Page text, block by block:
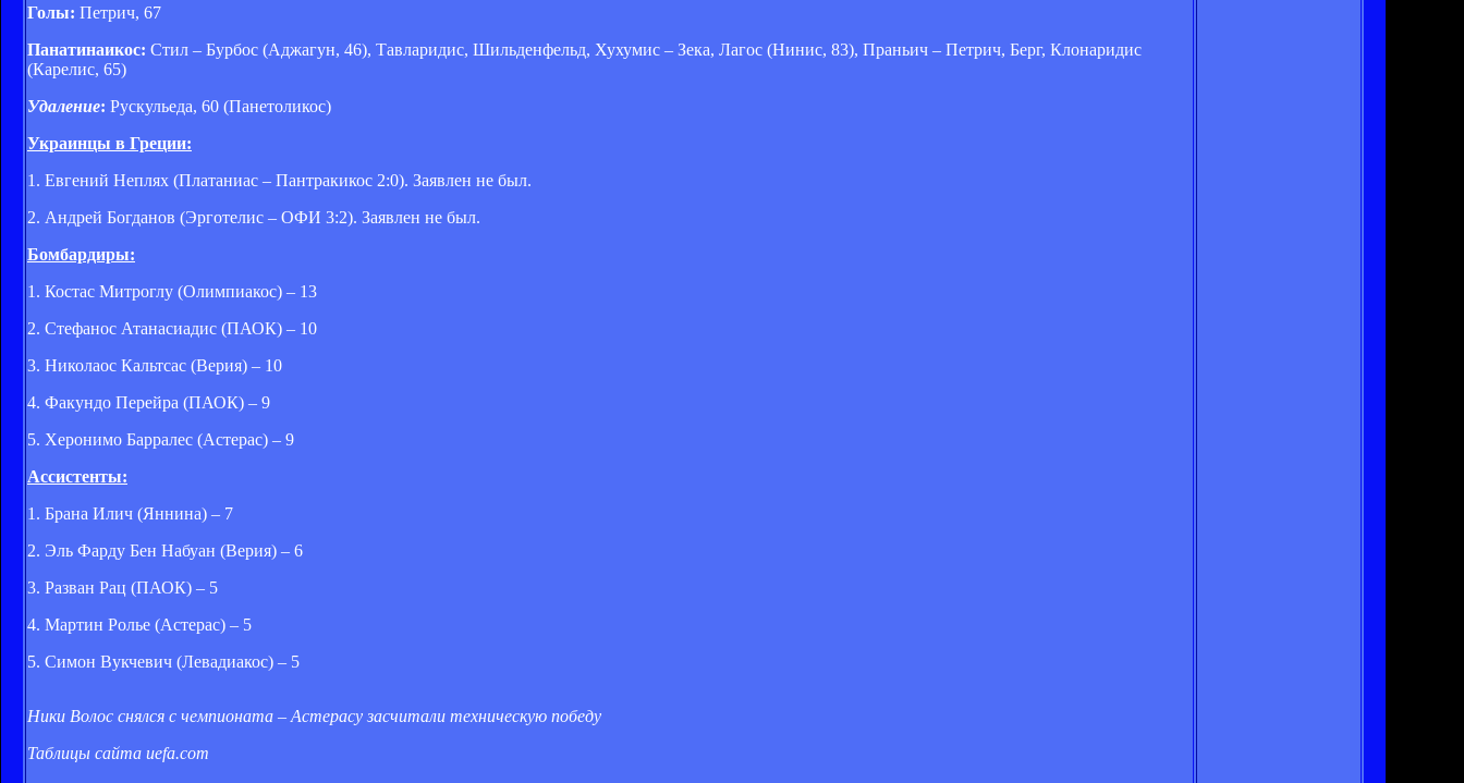
Голы: Петрич, 67
Панатинаикос: Стил – Бурбос (Аджагун, 46), Тавларидис, Шильденфельд, Хухумис – Зека, Лагос (Нинис, 83), Праньич – Петрич, Берг, Клонаридис
(Карелис, 65)
Удаление: Рускульеда, 60 (Панетоликос)
Украинцы в Греции:
1. Евгений Неплях (Платаниас – Пантракикос 2:0). Заявлен не был.
2. Андрей Богданов (Эрготелис – ОФИ 3:2). Заявлен не был.
Бомбардиры:
1. Костас Митроглу (Олимпиакос) – 13
2. Стефанос Атанасиадис (ПАОК) – 10
3. Николаос Кальтсас (Верия) – 10
4. Факундо Перейра (ПАОК) – 9
5. Херонимо Барралес (Астерас) – 9
Ассистенты:
1. Брана Илич (Яннина) – 7
2. Эль Фарду Бен Набуан (Верия) – 6
3. Разван Рац (ПАОК) – 5
4. Мартин Ролье (Астерас) – 5
5. Симон Вукчевич (Левадиакос) – 5
Ники Волос снялся с чемпионата – Астерасу засчитали техническую победу
Таблицы сайта uefa.com